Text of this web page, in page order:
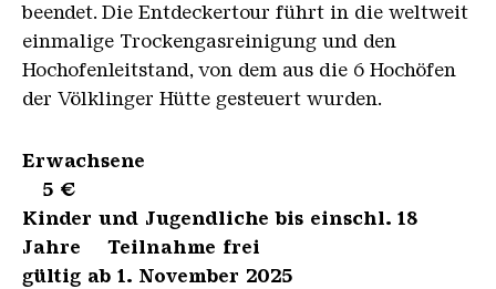
beendet. Die Entdeckertour führt in die weltweit
einmalige Trockengasreinigung und den
Hochofenleitstand, von dem aus die 6 Hochöfen
der Völklinger Hütte gesteuert wurden.
Erwachsene
5 €
Kinder und Jugendliche bis einschl. 18
Jahre Teilnahme frei
gültig ab 1. November 2025